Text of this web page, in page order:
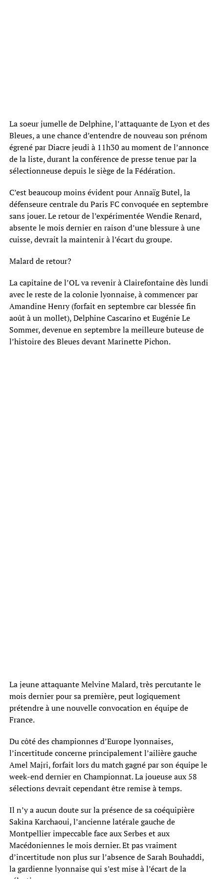
La soeur jumelle de Delphine, l’attaquante de Lyon et des
Bleues, a une chance d’entendre de nouveau son prénom
égrené par Diacre jeudi à 11h30 au moment de l’annonce
de la liste, durant la conférence de presse tenue par la
sélectionneuse depuis le siège de la Fédération.
C’est beaucoup moins évident pour Annaïg Butel, la
défenseure centrale du Paris FC convoquée en septembre
sans jouer. Le retour de l’expérimentée Wendie Renard,
absente le mois dernier en raison d’une blessure à une
cuisse, devrait la maintenir à l’écart du groupe.
Malard de retour?
La capitaine de l’OL va revenir à Clairefontaine dès lundi
avec le reste de la colonie lyonnaise, à commencer par
Amandine Henry (forfait en septembre car blessée fin
août à un mollet), Delphine Cascarino et Eugénie Le
Sommer, devenue en septembre la meilleure buteuse de
l’histoire des Bleues devant Marinette Pichon.
La jeune attaquante Melvine Malard, très percutante le
mois dernier pour sa première, peut logiquement
prétendre à une nouvelle convocation en équipe de
France.
Du côté des championnes d’Europe lyonnaises,
l’incertitude concerne principalement l’ailière gauche
Amel Majri, forfait lors du match gagné par son équipe le
week-end dernier en Championnat. La joueuse aux 58
sélections devrait cependant être remise à temps.
Il n’y a aucun doute sur la présence de sa coéquipière
Sakina Karchaoui, l’ancienne latérale gauche de
Montpellier impeccable face aux Serbes et aux
Macédoniennes le mois dernier. Et pas vraiment
d’incertitude non plus sur l’absence de Sarah Bouhaddi,
la gardienne lyonnaise qui s’est mise à l’écart de la